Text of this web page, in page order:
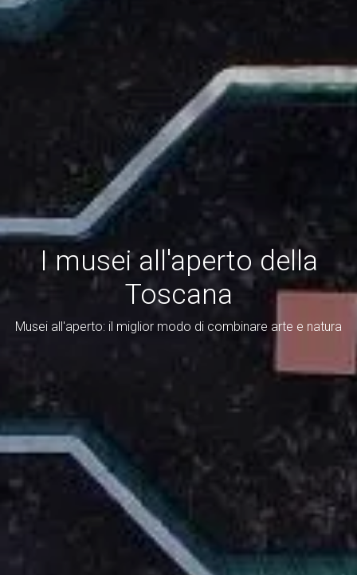
I musei all'aperto della
Toscana
Musei all'aperto: il miglior modo di combinare arte e natura